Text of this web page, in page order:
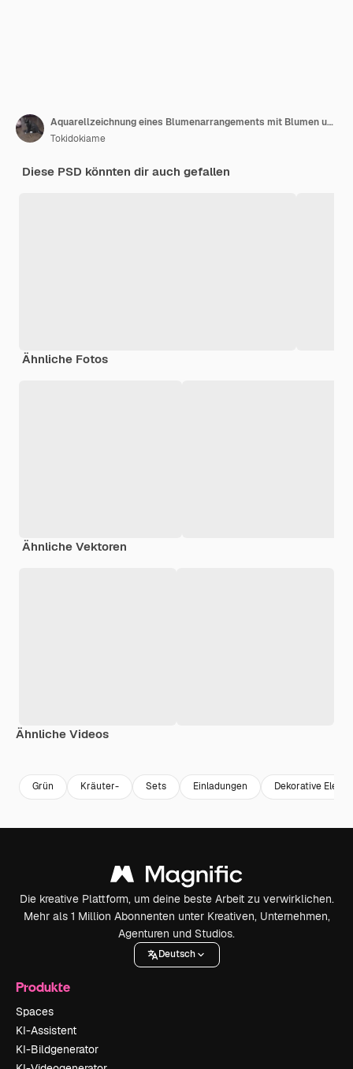
Aquarellzeichnung eines Blumenarrangements mit Blumen und Blättern
Tokidokiame
Diese PSD könnten dir auch gefallen
Ähnliche Fotos
Ähnliche Vektoren
Ähnliche Videos
Grün Kräuter- Sets Einladungen Dekorative
Die kreative Plattform, um deine beste Arbeit zu verwirklichen.
Mehr als 1 Million Abonnenten unter Kreativen, Unternehmen,
Agenturen und Studios.
Deutsch
Produkte
Spaces
KI-Assistent
KI-Bildgenerator